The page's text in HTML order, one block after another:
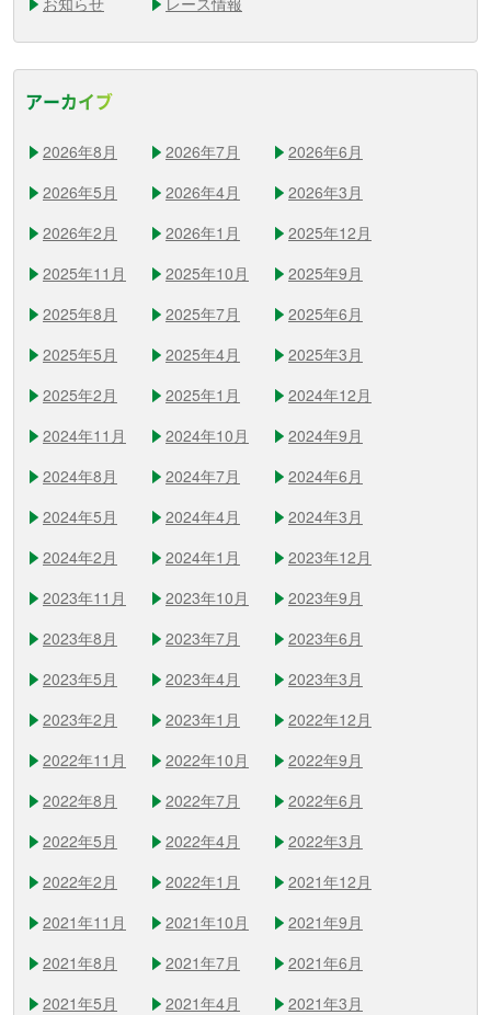
アーカイブ
2026年8月 2026年7月
2026年6月
2026年5月
2026年4月
2026年3月
2026年2月
2026年1月
2025年12月
2025年11月
2025年10月
2025年9月
2025年8月
2025年7月
2025年6月
2025年5月
2025年4月
2025年3月
2025年2月
2025年1月
2024年12月
2024年11月
2024年10月
2024年9月
2024年8月
2024年7月
2024年6月
2024年5月
2024年4月
2024年3月
2024年2月
2024年1月
2023年12月
2023年11月
2023年10月
2023年9月
2023年8月
2023年7月
2023年6月
2023年5月
2023年4月
2023年3月
2023年2月
2023年1月
2022年12月
2022年11月
2022年10月
2022年9月
2022年8月
2022年7月
2022年6月
2022年5月
2022年4月
2022年3月
2022年2月
2022年1月
2021年12月
2021年11月
2021年10月
2021年9月
2021年8月
2021年7月
2021年6月
2021年5月
2021年4月
2021年3月